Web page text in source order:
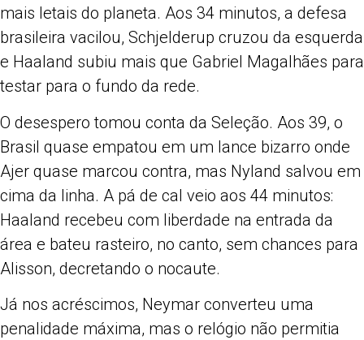
mais letais do planeta. Aos 34 minutos, a defesa
brasileira vacilou, Schjelderup cruzou da esquerda
e Haaland subiu mais que Gabriel Magalhães para
testar para o fundo da rede.
O desespero tomou conta da Seleção. Aos 39, o
Brasil quase empatou em um lance bizarro onde
Ajer quase marcou contra, mas Nyland salvou em
cima da linha. A pá de cal veio aos 44 minutos:
Haaland recebeu com liberdade na entrada da
área e bateu rasteiro, no canto, sem chances para
Alisson, decretando o nocaute.
Já nos acréscimos, Neymar converteu uma
penalidade máxima, mas o relógio não permitia